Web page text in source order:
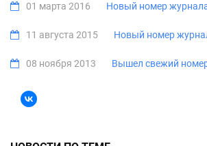
01 марта 2016 Новый номер
11 августа 2015 Новый номер
08 ноября 2013 Вышел свежий